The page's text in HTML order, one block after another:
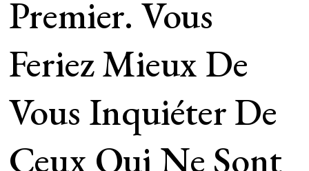
Premier. Vous
Feriez Mieux De
Vous Inquiéter De
Ceux Qui Ne Sont